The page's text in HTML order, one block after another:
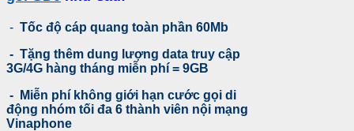
- Tốc độ cáp quang toàn phần 60Mb
- Tặng thêm dung lượng data truy cập
3G/4G hàng tháng miễn phí = 9GB
- Miễn phí không giới hạn cước gọi di
động nhóm tối đa 6 thành viên nội mạng
Vinaphone